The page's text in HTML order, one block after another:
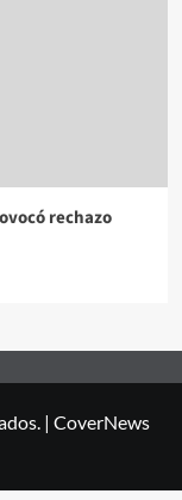
rechazo
| CoverNews